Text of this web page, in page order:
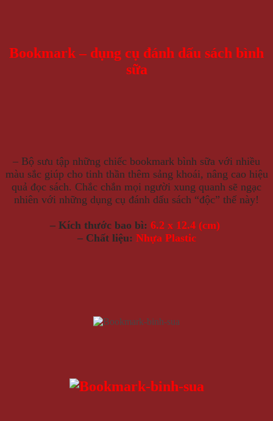
Bookmark – dụng cụ đánh dấu sách bình
sữa
– Bộ sưu tập những chiếc bookmark bình sữa với nhiều
màu sắc giúp cho tinh thần thêm sảng khoái, nâng cao hiệu
quả đọc sách. Chắc chắn mọi người xung quanh sẽ ngạc
nhiên với những dụng cụ đánh dấu sách “độc” thế này!
– Kích thước bao bì: 6.2 x 12.4 (cm)
– Chất liệu: Nhựa Plastic